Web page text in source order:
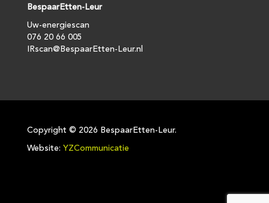
BespaarEtten-Leur
Uw-energiescan
076 20 66 005
IRscan@BespaarEtten-Leur.nl
Copyright © 2026 BespaarEtten-Leur.
Website: YZCommunicatie